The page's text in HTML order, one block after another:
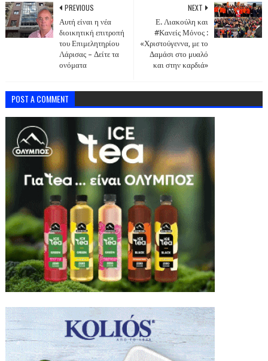
NEXT
Ε. Λιακούλη και
#Κανείς Μόνος :
«Χριστούγεννα, με το
Δαμάσι στο μυαλό
και στην καρδιά»
PREVIOUS
Αυτή είναι η νέα
διοικητική επιτροπή
του Επιμελητηρίου
Λάρισας – Δείτε τα
ονόματα
POST A COMMENT